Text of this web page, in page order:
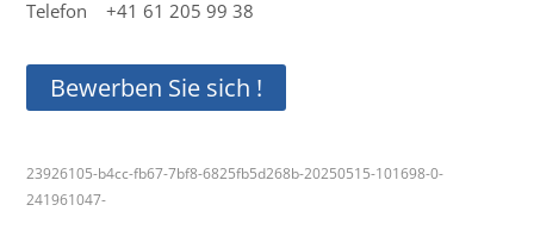
Telefon +41 61 205 99 38
Bewerben Sie sich !
23926105-b4cc-fb67-7bf8-6825fb5d268b-20250515-101698-0-
241961047-